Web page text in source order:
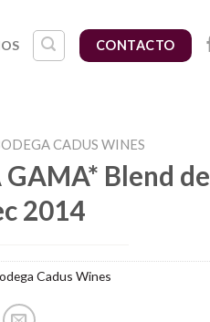
CONTACTO
CADUS WINES
GAMA* Blend
2014
Cadus Wines